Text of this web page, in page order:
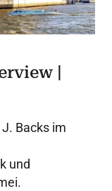
|
Backs im
und